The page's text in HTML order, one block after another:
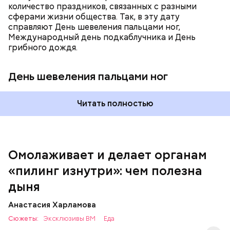
количество праздников, связанных с разными
сферами жизни общества. Так, в эту дату
справляют День шевеления пальцами ног,
Международный день подкаблучника и День
грибного дождя.
День шевеления пальцами ног
Читать полностью
Омолаживает и делает органам
«пилинг изнутри»: чем полезна
дыня
Анастасия Харламова
Сюжеты: Эксклюзивы ВМ Еда
кремний — укрепляет кости, зубы, волосы и
ногти и оказывает омолаживающее действие;
клетчатка — достаточно нежная и забирает
излишки холестерина, сахара и соли тяжелых
фолиевая кислота (в большом количестве) —
она необходима беременным женщинам,
чтобы формировалась нервная трубка у
плода. Также ее рекомендуют принимать для
— В момент стресса он держит сосуды под
контролем и контролирует более 300 реакций
Вред дыни
А врач-эндокринолог Алексей Калинчев рассказал,
что существует множество блюд, где используют